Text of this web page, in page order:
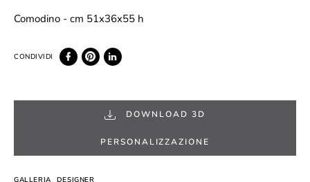
Comodino - cm 51x36x55 h
DOWNLOAD 3D
PERSONALIZZAZIONE
GALLERIA DESIGNER